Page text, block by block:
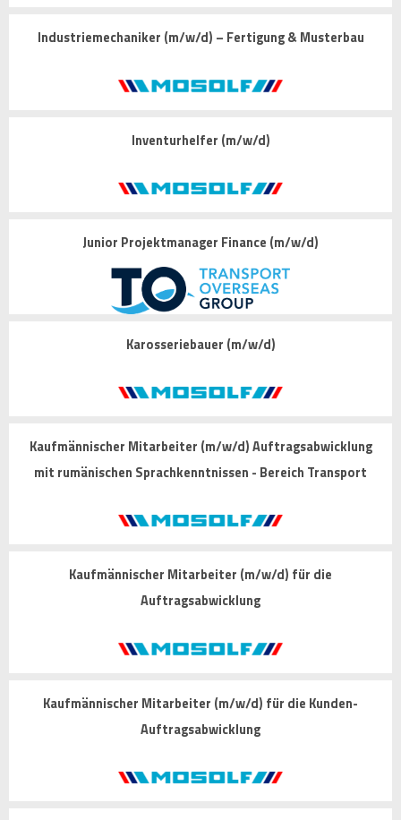
Industriemechaniker (m/w/d) – Fertigung & Musterbau
Inventurhelfer (m/w/d)
Junior Projektmanager Finance (m/w/d)
Karosseriebauer (m/w/d)
Kaufmännischer Mitarbeiter (m/w/d) Auftragsabwicklung
mit rumänischen Sprachkenntnissen - Bereich Transport
Kaufmännischer Mitarbeiter (m/w/d) für die
Auftragsabwicklung
Kaufmännischer Mitarbeiter (m/w/d) für die Kunden-
Auftragsabwicklung